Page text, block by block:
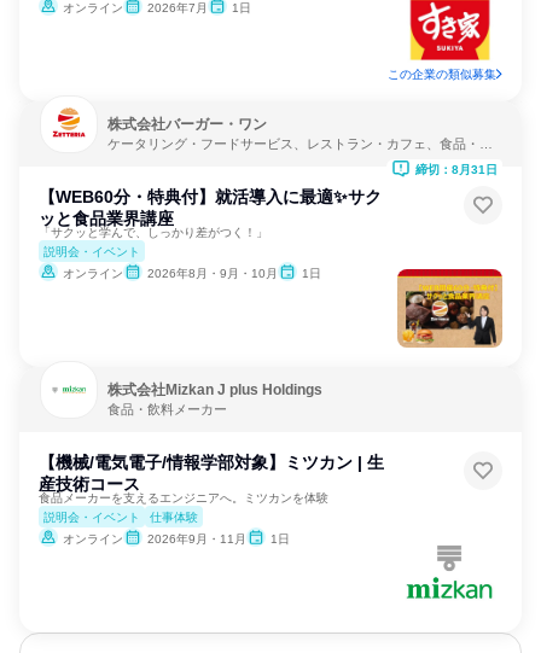
オンライン
2026年7月 1日
この企業の類似募集
株式会社バーガー・ワン
ケータリング・フードサービス、レストラン・カフェ、食品・飲
【WEB60分・特典付】就活導入に最適✨サク
ッと食品業界講座
「サクッと学んで、しっかり差がつく！」
説明会・イベント
オンライン
2026年8月・9月・10月 1日
締切：8月31日
株式会社Mizkan J plus Holdings
食品・飲料メーカー
【機械/電気電子/情報学部対象】ミツカン | 生
産技術コース
食品メーカーを支えるエンジニアへ。ミツカンを体験
説明会・イベント
仕事体験
オンライン
2026年9月・11月 1日